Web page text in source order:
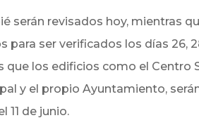
serán revisados hoy, mientras
ser verificados los días 26,
que los edificios como el Centro
y el propio Ayuntamiento,
11 de junio.